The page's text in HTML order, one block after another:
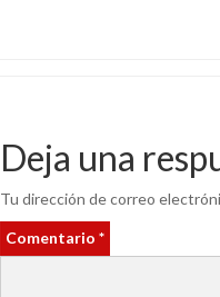
Deja una
Tu dirección de correo
Comentario *